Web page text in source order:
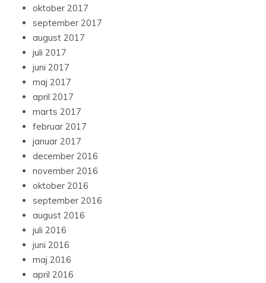
oktober 2017
september 2017
august 2017
juli 2017
juni 2017
maj 2017
april 2017
marts 2017
februar 2017
januar 2017
december 2016
november 2016
oktober 2016
september 2016
august 2016
juli 2016
juni 2016
maj 2016
april 2016